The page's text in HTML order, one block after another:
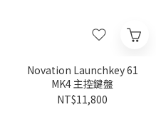
Novation Launchkey 61
MK4 主控鍵盤
NT$11,800